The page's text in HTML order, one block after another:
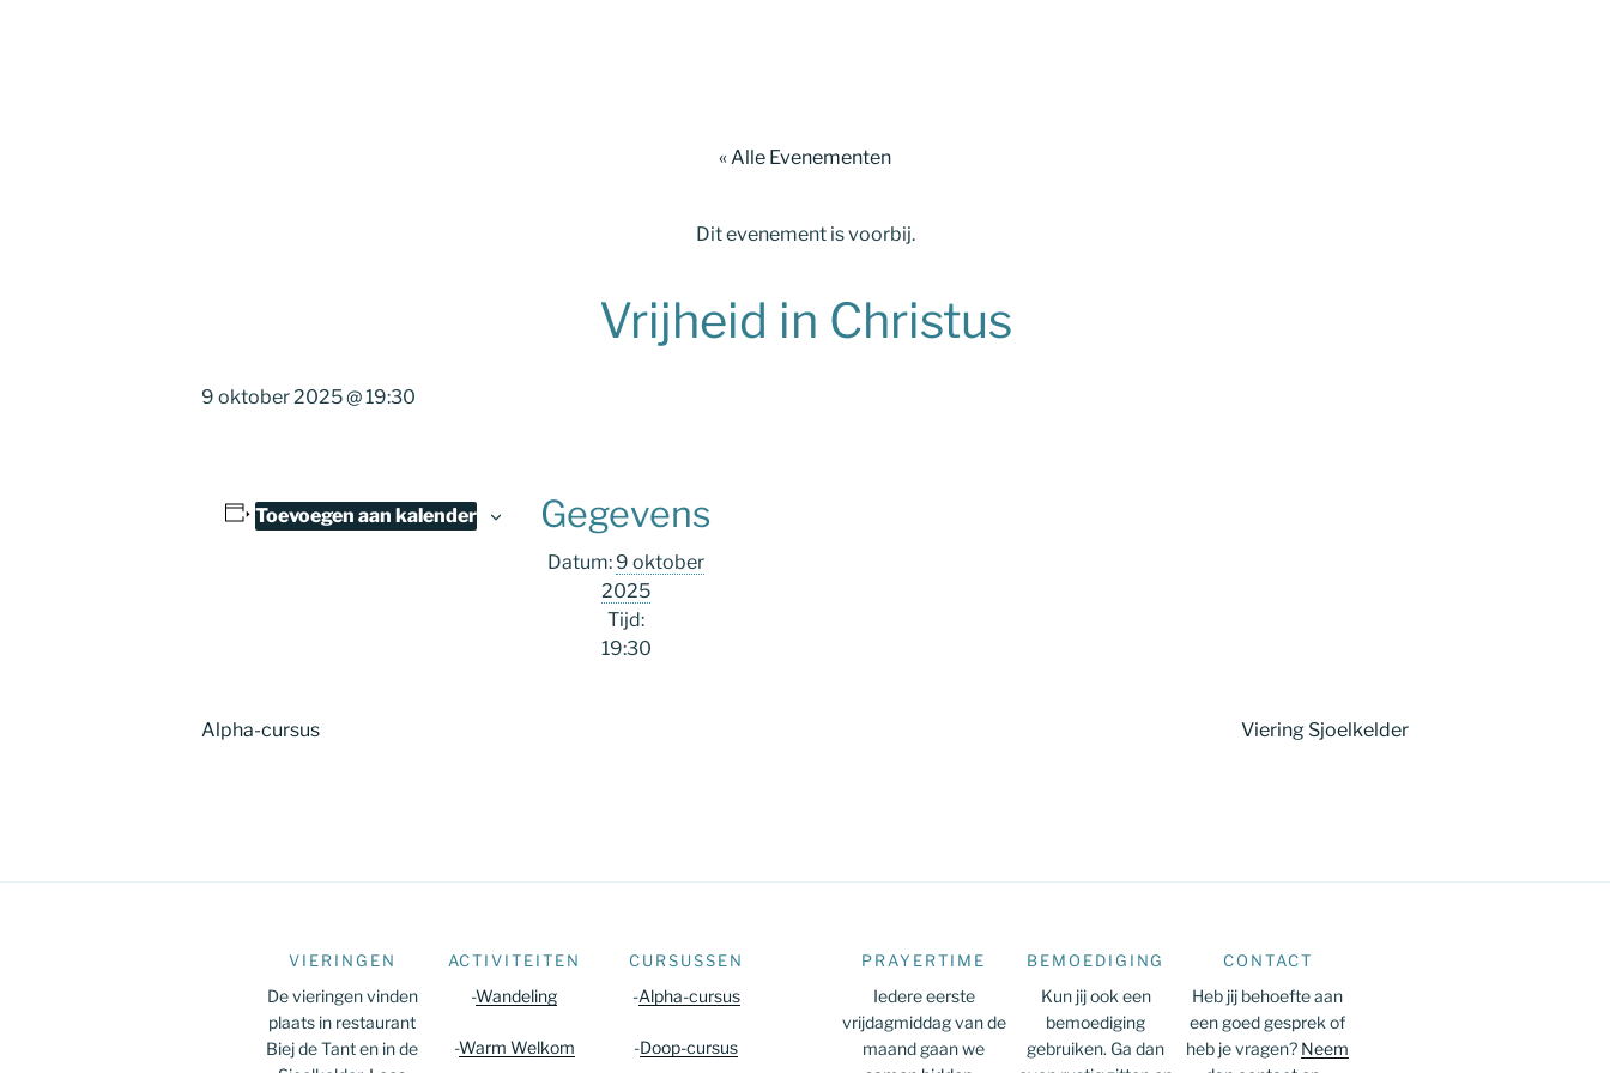
« Alle Evenementen
Dit evenement is voorbij.
Vrijheid in Christus
9 oktober 2025 @ 19:30
Toevoegen aan kalender Gegevens
Datum: 9 oktober
2025
Tijd:
19:30
Alpha-cursus Viering Sjoelkelder
VIERINGEN
De vieringen vinden
plaats in restaurant
Biej de Tant en in de
ACTIVITEITEN
-Wandeling
-Warm Welkom
CURSUSSEN
-Alpha-cursus
-Doop-cursus
PRAYERTIME
Iedere eerste
vrijdagmiddag van de
maand gaan we
BEMOEDIGING
Kun jij ook een
bemoediging
gebruiken. Ga dan
CONTACT
Heb jij behoefte aan
een goed gesprek of
heb je vragen? Neem